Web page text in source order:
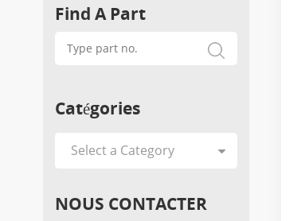
Find A Part
Catégories
NOUS CONTACTER